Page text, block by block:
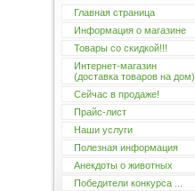
Главная страница
Информация о магазине
Товары со скидкой!!!
Интернет-магазин
(доставка товаров на дом)
Сейчас в продаже!
Прайс-лист
Наши услуги
Полезная информация
Анекдоты о животных
Победители конкурса ...